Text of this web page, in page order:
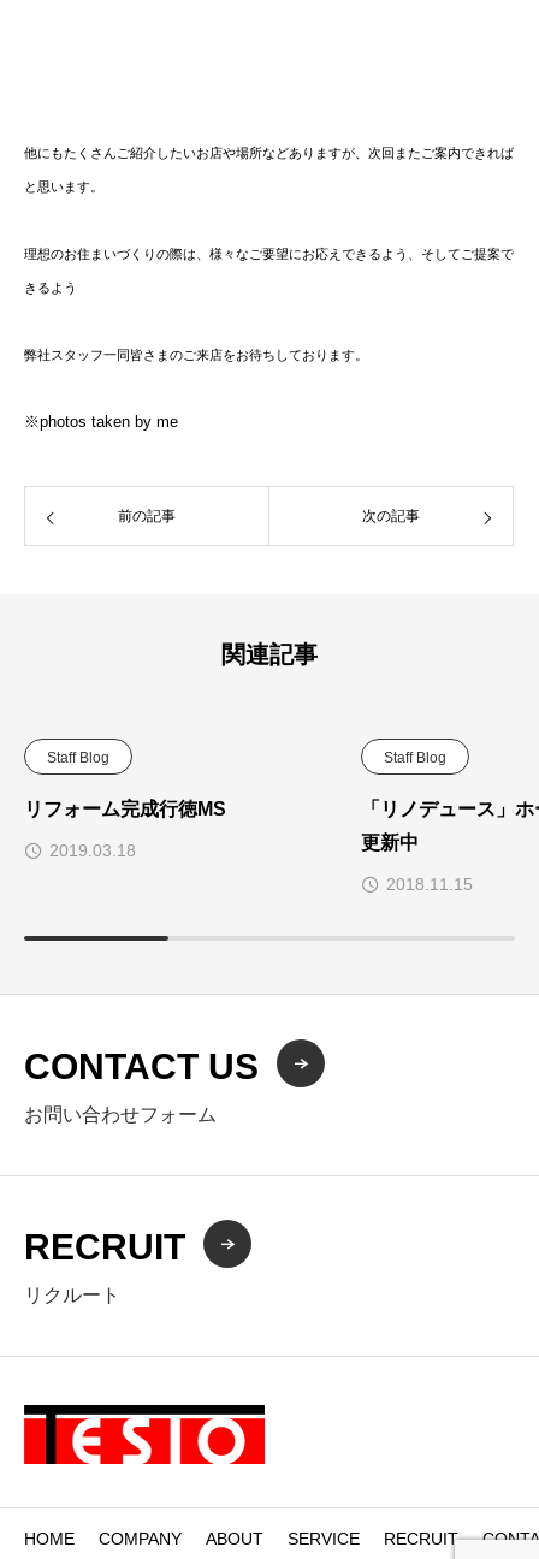
他にもたくさんご紹介したいお店や場所などありますが、次回またご案内できれば
と思います。
理想のお住まいづくりの際は、様々なご要望にお応えできるよう、そしてご提案で
きるよう
弊社スタッフ一同皆さまのご来店をお待ちしております。
※photos taken by me
前の記事 次の記事
関連記事
Staff Blog
リフォーム完成行徳MS
2019.03.18
Staff Blog
「リノデュース」
更新中
2018.11.15
CONTACT US
お問い合わせフォーム
RECRUIT
リクルート
HOME COMPANY ABOUT SERVICE RECRUIT